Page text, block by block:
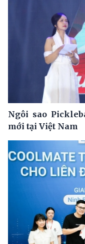
Ngôi sao
mới tại Việt Nam